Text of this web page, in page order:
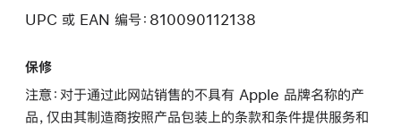
UPC 或 EAN 编号：810090112138
保修
注意：对于通过此网站销售的不具有 Apple 品牌名称的产
品，仅由其制造商按照产品包装上的条款和条件提供服务和